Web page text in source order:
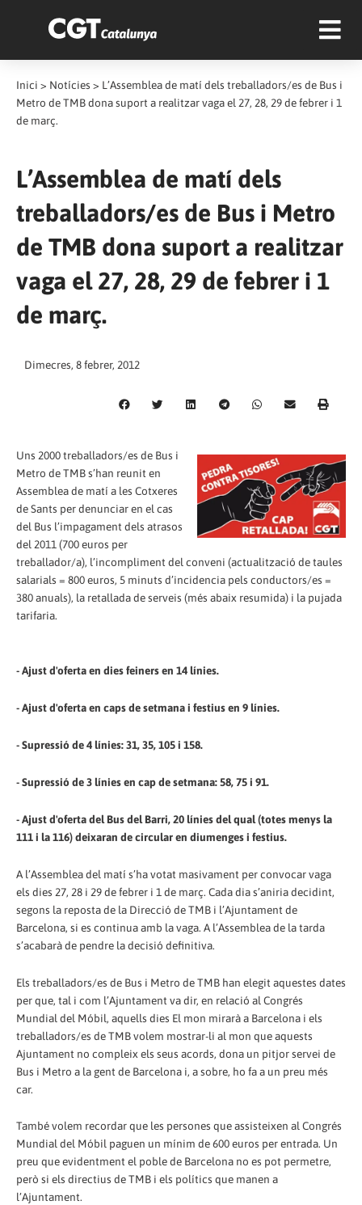
Inici > Notícies > L’Assemblea de matí dels treballadors/es de Bus i
Metro de TMB dona suport a realitzar vaga el 27, 28, 29 de febrer i 1
de març.
L’Assemblea de matí dels
treballadors/es de Bus i Metro
de TMB dona suport a realitzar
vaga el 27, 28, 29 de febrer i 1
de març.
Dimecres, 8 febrer, 2012
Uns 2000 treballadors/es de Bus i
Metro de TMB s’han reunit en
Assemblea de matí a les Cotxeres
de Sants per denunciar en el cas
del Bus l’impagament dels atrasos
del 2011 (700 euros per
treballador/a), l’incompliment del conveni (actualització de taules
salarials = 800 euros, 5 minuts d’incidencia pels conductors/es =
380 anuals), la retallada de serveis (més abaix resumida) i la pujada
tarifaria.
- Ajust d'oferta en dies feiners en 14 línies.
- Ajust d'oferta en caps de setmana i festius en 9 línies.
- Supressió de 4 línies: 31, 35, 105 i 158.
- Supressió de 3 línies en cap de setmana: 58, 75 i 91.
- Ajust d'oferta del Bus del Barri, 20 línies del qual (totes menys la
111 i la 116) deixaran de circular en diumenges i festius.
A l’Assemblea del matí s’ha votat masivament per convocar vaga
els dies 27, 28 i 29 de febrer i 1 de març. Cada dia s’aniria decidint,
segons la reposta de la Direcció de TMB i l’Ajuntament de
Barcelona, si es continua amb la vaga. A l’Assemblea de la tarda
s’acabarà de pendre la decisió definitiva.
Els treballadors/es de Bus i Metro de TMB han elegit aquestes dates
per que, tal i com l’Ajuntament va dir, en relació al Congrés
Mundial del Móbil, aquells dies El mon mirarà a Barcelona i els
treballadors/es de TMB volem mostrar-li al mon que aquests
Ajuntament no compleix els seus acords, dona un pitjor servei de
Bus i Metro a la gent de Barcelona i, a sobre, ho fa a un preu més
car.
També volem recordar que les persones que assisteixen al Congrés
Mundial del Móbil paguen un mínim de 600 euros per entrada. Un
preu que evidentment el poble de Barcelona no es pot permetre,
però si els directius de TMB i els polítics que manen a
l’Ajuntament.